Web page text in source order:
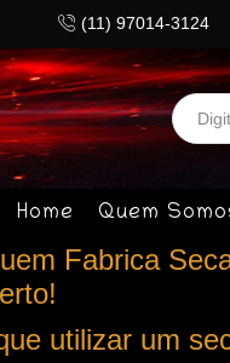
(11) 97014-3124
Home Quem
Fabrica
utilizar um